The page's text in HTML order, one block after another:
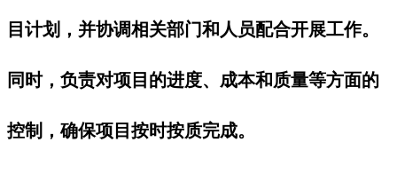
目计划，并协调相关部门和人员配合开展工作。
同时，负责对项目的进度、成本和质量等方面的
控制，确保项目按时按质完成。